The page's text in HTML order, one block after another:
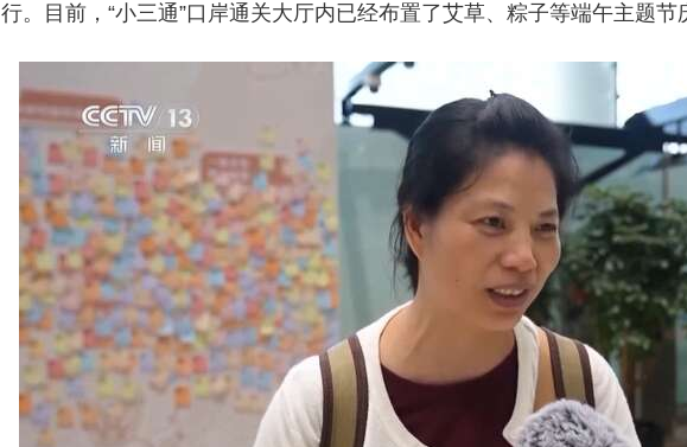
行。目前，“小三通”口岸通关大厅内已经布置了艾草、粽子等端午主题节